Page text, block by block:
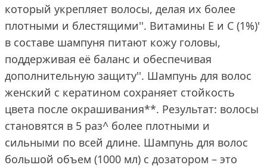
который укрепляет волосы, делая их более
плотными и блестящими''. Витамины Е и С (1%)'
в составе шампуня питают кожу головы,
поддерживая её баланс и обеспечивая
дополнительную защиту''. Шампунь для волос
женский с кератином сохраняет стойкость
цвета после окрашивания**. Результат: волосы
становятся в 5 раз^ более плотными и
сильными по всей длине. Шампунь для волос
большой объем (1000 мл) с дозатором – это